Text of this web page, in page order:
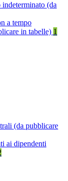
indeterminato (da
a tempo
in tabelle) 1
(da pubblicare
ai dipendenti